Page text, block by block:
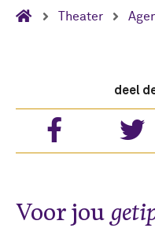
Theater
deel
Voor jou